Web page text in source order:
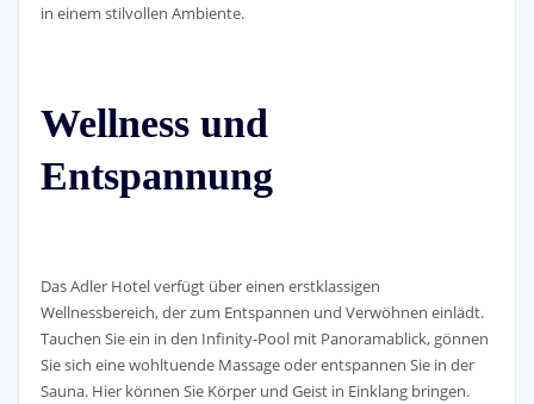
in einem stilvollen Ambiente.
Wellness und
Entspannung
Das Adler Hotel verfügt über einen erstklassigen
Wellnessbereich, der zum Entspannen und Verwöhnen einlädt.
Tauchen Sie ein in den Infinity-Pool mit Panoramablick, gönnen
Sie sich eine wohltuende Massage oder entspannen Sie in der
Sauna. Hier können Sie Körper und Geist in Einklang bringen.